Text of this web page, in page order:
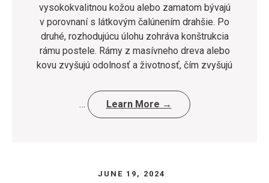
vysokokvalitnou kožou alebo zamatom bývajú
v porovnaní s látkovým čalúnením drahšie. Po
druhé, rozhodujúcu úlohu zohráva konštrukcia
rámu postele. Rámy z masívneho dreva alebo
kovu zvyšujú odolnosť a životnosť, čím zvyšujú
… Learn More →
JUNE 19, 2024